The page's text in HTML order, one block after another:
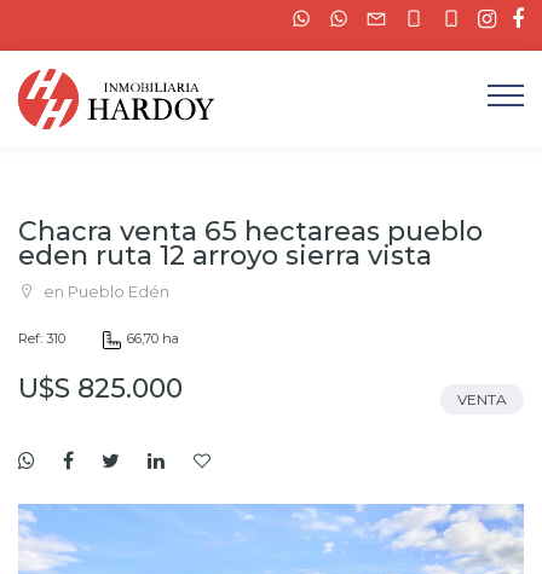
Chacra venta 65 hectareas pueblo
eden ruta 12 arroyo sierra vista
en Pueblo Edén
Ref: 310 66,70 ha
U$S 825.000 VENTA